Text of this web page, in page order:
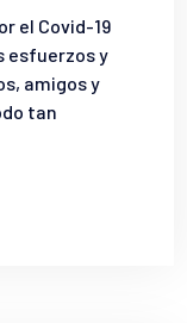
el Covid-19
esfuerzos y
amigos y
tan